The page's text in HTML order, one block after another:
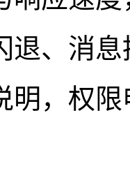
退、消
明，权